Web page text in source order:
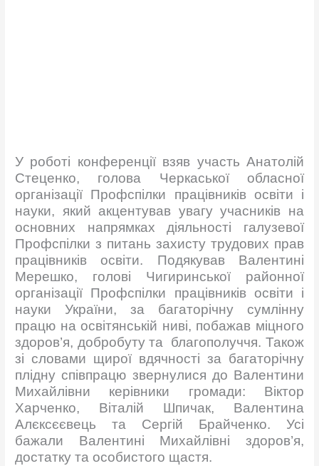
У роботі конференції взяв участь Анатолій
Стеценко, голова Черкаської обласної
організації Профспілки працівників освіти і
науки, який акцентував увагу учасників на
основних напрямках діяльності галузевої
Профспілки з питань захисту трудових прав
працівників освіти. Подякував Валентині
Мерешко, голові Чигиринської районної
організації Профспілки працівників освіти і
науки України, за багаторічну сумлінну
працю на освітянській ниві, побажав міцного
здоров’я, добробуту та благополуччя. Також
зі словами щирої вдячності за багаторічну
плідну співпрацю звернулися до Валентини
Михайлівни керівники громади: Віктор
Харченко, Віталій Шпичак, Валентина
Алєксєєвець та Сергій Брайченко. Усі
бажали Валентині Михайлівні здоров’я,
достатку та особистого щастя.